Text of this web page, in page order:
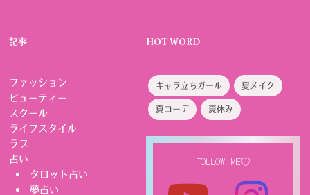
記事
ファッション
ビューティー
スクール
ライフスタイル
ラブ
占い
タロット占い
夢占い
HOT WORD
キャラ立ちガール 夏メイク
夏コーデ 夏休み
FOLLOW ME♡